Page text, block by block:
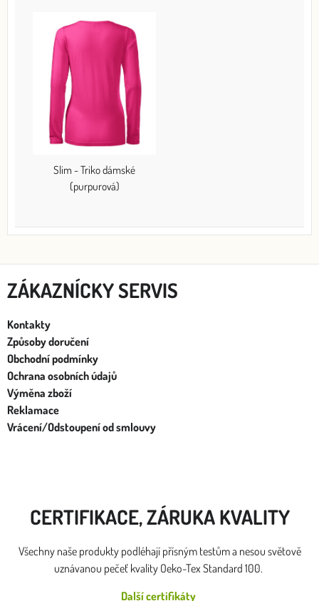
Slim - Triko dámské
(purpurová)
ZÁKAZNÍCKY SERVIS
Kontakty
Způsoby doručení
Obchodní podmínky
Ochrana osobních údajů
Výměna zboží
Reklamace
Vrácení/Odstoupení od smlouvy
CERTIFIKACE, ZÁRUKA KVALITY
Všechny naše produkty podléhají přísným testům a nesou světově
uznávanou pečeť kvality Oeko-Tex Standard 100.
Další certifikáty